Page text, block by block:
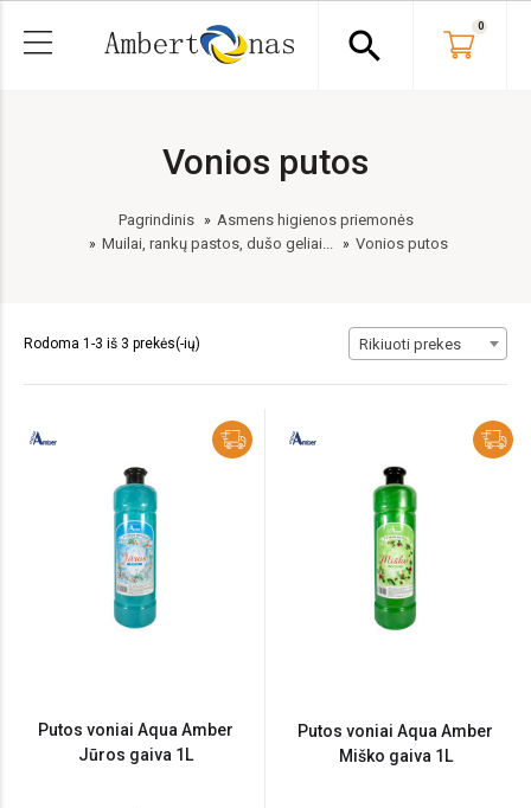
search 0
Vonios putos
Pagrindinis
Asmens higienos priemonės
Muilai, rankų pastos, dušo geliai...
Vonios putos
Rodoma 1-3 iš 3 prekės(-ių) Rikiuoti prekes
Putos voniai Aqua Amber
Jūros gaiva 1L
Putos voniai Aqua Amber
Miško gaiva 1L